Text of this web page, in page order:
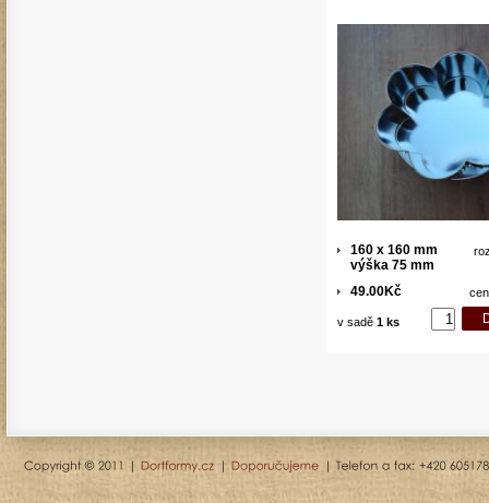
160 x 160 mm
výška 75 mm
49.00Kč
v sadě 1 ks